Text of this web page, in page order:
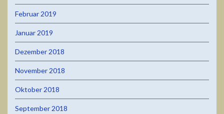
Februar 2019
Januar 2019
Dezember 2018
November 2018
Oktober 2018
September 2018